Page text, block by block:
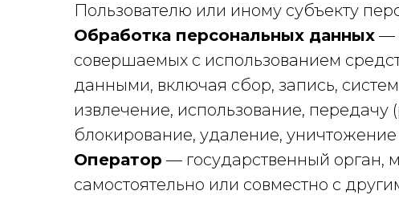
Пользователю или иному субъекту
Обработка персональных данных —
совершаемых с использованием
данными, включая сбор, запись,
извлечение, использование, передачу
блокирование, удаление,
Оператор — государственный орган,
самостоятельно или совместно с